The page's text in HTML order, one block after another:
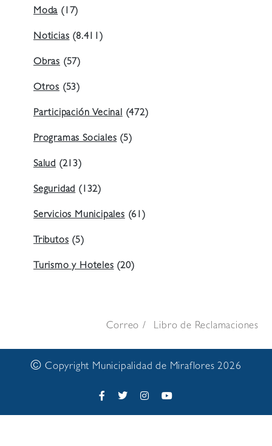
Moda(17)
Noticias(8.411)
Obras (57)
Otros (53)
Participación Vecinal(472)
Programas Sociales(5)
Salud (213)
Seguridad(132)
Servicios Municipales(61)
Tributos(5)
Turismo y Hoteles(20)
Correo Libro de Reclamaciones
© Copyright Municipalidad de Miraflores 2026